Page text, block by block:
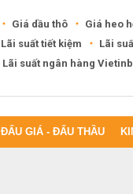
Giá dầu thô Giá heo
Lãi suất tiết kiệm Lãi
Lãi suất ngân hàng
ĐẤU GIÁ - ĐẤU THẦU